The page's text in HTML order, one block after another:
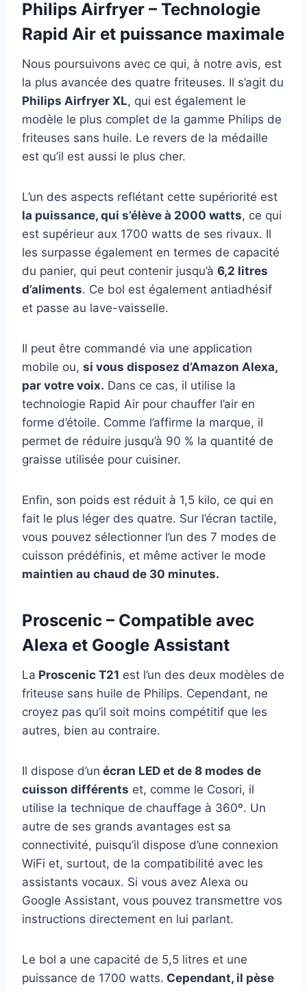
Philips Airfryer – Technologie
Rapid Air et puissance maximale
Nous poursuivons avec ce qui, à notre avis, est
la plus avancée des quatre friteuses. Il s’agit du
Philips Airfryer XL, qui est également le
modèle le plus complet de la gamme Philips de
friteuses sans huile. Le revers de la médaille
est qu’il est aussi le plus cher.
L’un des aspects reflétant cette supériorité est
la puissance, qui s’élève à 2000 watts, ce qui
est supérieur aux 1700 watts de ses rivaux. Il
les surpasse également en termes de capacité
du panier, qui peut contenir jusqu’à 6,2 litres
d’aliments. Ce bol est également antiadhésif
et passe au lave-vaisselle.
Il peut être commandé via une application
mobile ou, si vous disposez d’Amazon Alexa,
par votre voix. Dans ce cas, il utilise la
technologie Rapid Air pour chauffer l’air en
forme d’étoile. Comme l’affirme la marque, il
permet de réduire jusqu’à 90 % la quantité de
graisse utilisée pour cuisiner.
Enfin, son poids est réduit à 1,5 kilo, ce qui en
fait le plus léger des quatre. Sur l’écran tactile,
vous pouvez sélectionner l’un des 7 modes de
cuisson prédéfinis, et même activer le mode
maintien au chaud de 30 minutes.
Proscenic – Compatible avec
Alexa et Google Assistant
La Proscenic T21 est l’un des deux modèles de
friteuse sans huile de Philips. Cependant, ne
croyez pas qu’il soit moins compétitif que les
autres, bien au contraire.
Il dispose d’un écran LED et de 8 modes de
cuisson différents et, comme le Cosori, il
utilise la technique de chauffage à 360º. Un
autre de ses grands avantages est sa
connectivité, puisqu’il dispose d’une connexion
WiFi et, surtout, de la compatibilité avec les
assistants vocaux. Si vous avez Alexa ou
Google Assistant, vous pouvez transmettre vos
instructions directement en lui parlant.
Le bol a une capacité de 5,5 litres et une
puissance de 1700 watts. Cependant, il pèse